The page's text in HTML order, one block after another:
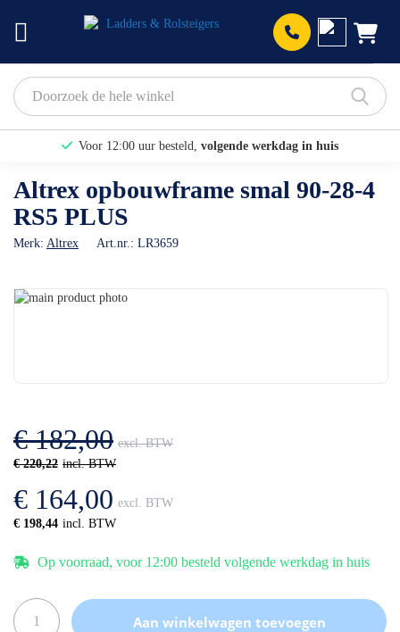
Voor 12:00 uur besteld, volgende werkdag in huis
Bekijk hier onze Actiepagina
Altrex opbouwframe smal 90-28-4
RS5 PLUS
Merk: Altrex Art.nr.: LR3659
Ga
gallerij
€ 220,22
€ 182,00
€ 198,44
€ 164,00
Op voorraad, voor 12:00 besteld volgende werkdag in huis
Aan winkelwagen toevoegen